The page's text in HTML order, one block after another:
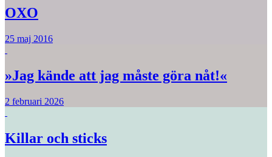
OXO
25 maj 2016
»Jag kände att jag måste göra nåt!«
2 februari 2026
Killar och sticks